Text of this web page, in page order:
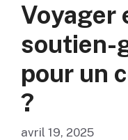
Voyager
soutien-
pour un
?
avril 19, 2025